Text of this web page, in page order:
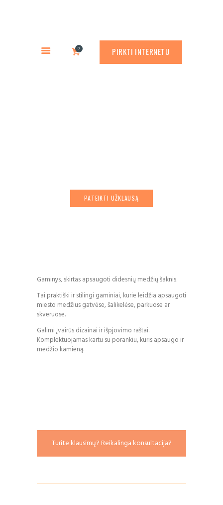
0 PIRKTI INTERNETU
Rusty.lt
PREKYBA CORTEN PLIENU
GAMINIAI
RŪDINIMO PRIEMONĖS
PATEIKTI UŽKLAUSĄ
Gaminys, skirtas apsaugoti didesnių medžių šaknis.
Tai praktiški ir stilingi gaminiai, kurie leidžia apsaugoti
miesto medžius gatvėse, šalikelėse, parkuose ar
skveruose.
Galimi įvairūs dizainai ir išpjovimo raštai.
Komplektuojamas kartu su porankiu, kuris apsaugo ir
medžio kamieną.
Turite klausimų? Reikalinga konsultacija?